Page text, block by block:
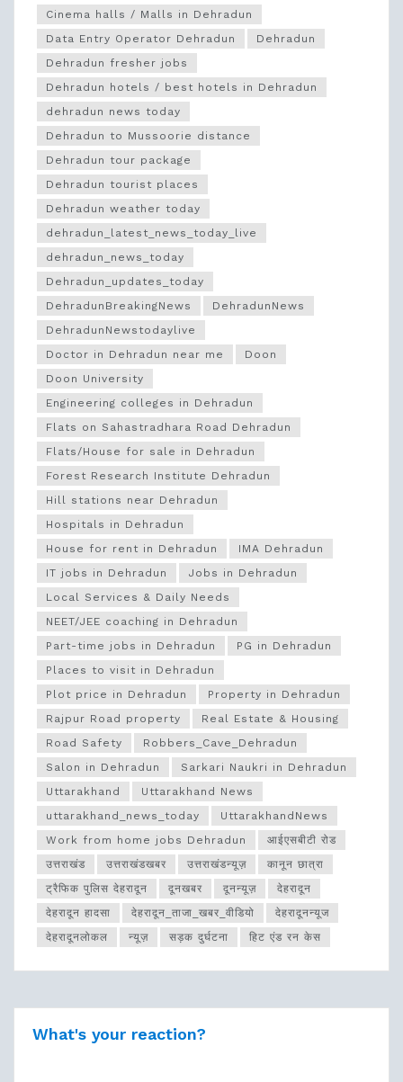
Cinema halls / Malls in Dehradun
Data Entry Operator Dehradun
Dehradun
Dehradun fresher jobs
Dehradun hotels / best hotels in Dehradun
dehradun news today
Dehradun to Mussoorie distance
Dehradun tour package
Dehradun tourist places
Dehradun weather today
dehradun_latest_news_today_live
dehradun_news_today
Dehradun_updates_today
DehradunBreakingNews
DehradunNews
DehradunNewstodaylive
Doctor in Dehradun near me
Doon
Doon University
Engineering colleges in Dehradun
Flats on Sahastradhara Road Dehradun
Flats/House for sale in Dehradun
Forest Research Institute Dehradun
Hill stations near Dehradun
Hospitals in Dehradun
House for rent in Dehradun
IMA Dehradun
IT jobs in Dehradun
Jobs in Dehradun
Local Services & Daily Needs
NEET/JEE coaching in Dehradun
Part-time jobs in Dehradun
PG in Dehradun
Places to visit in Dehradun
Plot price in Dehradun
Property in Dehradun
Rajpur Road property
Real Estate & Housing
Road Safety
Robbers_Cave_Dehradun
Salon in Dehradun
Sarkari Naukri in Dehradun
Uttarakhand
Uttarakhand News
uttarakhand_news_today
UttarakhandNews
Work from home jobs Dehradun
आईएसबीटी रोड
उत्तराखंड
उत्तराखंडखबर उत्तराखंडन्यूज़
कानून छात्रा
ट्रैफिक पुलिस देहरादून
दूनखबर दूनन्यूज़
देहरादून
देहरादून हादसा
देहरादून_ताजा_खबर_वीडियो
देहरादूनन्यूज
देहरादूनलोकल
न्यूज़ सड़क दुर्घटना हिट एंड रन केस
What's your reaction?